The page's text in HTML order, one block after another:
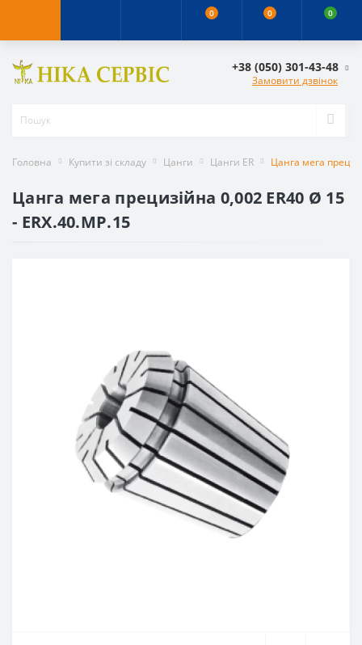
0 0 0
+38 (050) 301-43-48
Замовити дзвінок
Головна Купити зі складу Цанги Цанги ER Цанга мега
Цанга мега прецизійна 0,002 ER40 Ø 15
- ERX.40.MP.15